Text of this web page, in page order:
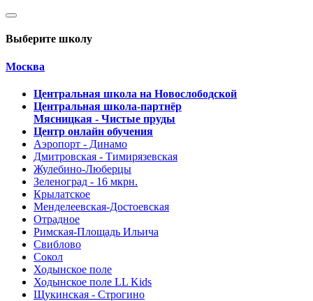
Выберите школу
Москва
Центральная школа на Новослободской
Центральная школа-партнёр
Мясницкая - Чистые пруды
Центр онлайн обучения
Аэропорт - Динамо
Дмитровская - Тимирязевская
Жулебино-Люберцы
Зеленоград - 16 мкрн.
Крылатское
Менделеевская-Достоевская
Отрадное
Римская-Площадь Ильича
Свиблово
Сокол
Ходынское поле
Ходынское поле LL Kids
Щукинская - Строгино